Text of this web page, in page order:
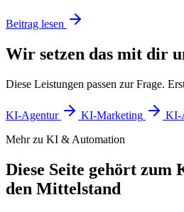
Beitrag lesen
Wir setzen das mit dir
Diese Leistungen passen zur Frage.
KI-Agentur KI-Marketing
KI-
Mehr zu KI & Automation
Diese Seite gehört
den Mittelstand